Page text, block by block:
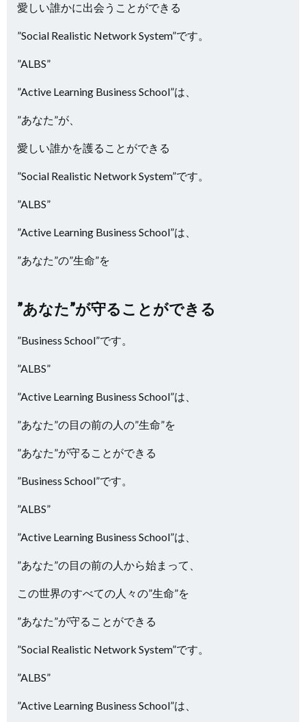
愛しい誰かに出会うことができる
”Social Realistic Network System”です。
”ALBS”
”Active Learning Business School”は、
”あなた”が、
愛しい誰かを護ることができる
”Social Realistic Network System”です。
”ALBS”
”Active Learning Business School”は、
”あなた”の”生命”を
”あなた”が守ることができる
”Business School”です。
”ALBS”
”Active Learning Business School”は、
”あなた”の目の前の人の”生命”を
”あなた”が守ることができる
”Business School”です。
”ALBS”
”Active Learning Business School”は、
”あなた”の目の前の人から始まって、
この世界のすべての人々の”生命”を
”あなた”が守ることができる
”Social Realistic Network System”です。
”ALBS”
”Active Learning Business School”は、